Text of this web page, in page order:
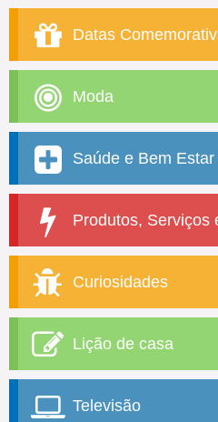
Datas
Moda
Saúde e Bem Estar
Produtos, Serviços
Curiosidades
Lição de casa
Televisão